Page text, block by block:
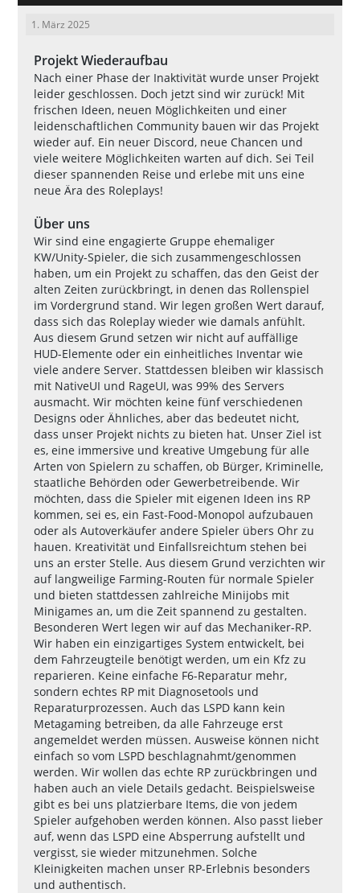
1. März 2025
Projekt Wiederaufbau
Nach einer Phase der Inaktivität wurde unser Projekt
leider geschlossen. Doch jetzt sind wir zurück! Mit
frischen Ideen, neuen Möglichkeiten und einer
leidenschaftlichen Community bauen wir das Projekt
wieder auf. Ein neuer Discord, neue Chancen und
viele weitere Möglichkeiten warten auf dich. Sei Teil
dieser spannenden Reise und erlebe mit uns eine
neue Ära des Roleplays!
Über uns
Wir sind eine engagierte Gruppe ehemaliger
KW/Unity-Spieler, die sich zusammengeschlossen
haben, um ein Projekt zu schaffen, das den Geist der
alten Zeiten zurückbringt, in denen das Rollenspiel
im Vordergrund stand. Wir legen großen Wert darauf,
dass sich das Roleplay wieder wie damals anfühlt.
Aus diesem Grund setzen wir nicht auf auffällige
HUD-Elemente oder ein einheitliches Inventar wie
viele andere Server. Stattdessen bleiben wir klassisch
mit NativeUI und RageUI, was 99% des Servers
ausmacht. Wir möchten keine fünf verschiedenen
Designs oder Ähnliches, aber das bedeutet nicht,
dass unser Projekt nichts zu bieten hat. Unser Ziel ist
es, eine immersive und kreative Umgebung für alle
Arten von Spielern zu schaffen, ob Bürger, Kriminelle,
staatliche Behörden oder Gewerbetreibende. Wir
möchten, dass die Spieler mit eigenen Ideen ins RP
kommen, sei es, ein Fast-Food-Monopol aufzubauen
oder als Autoverkäufer andere Spieler übers Ohr zu
hauen. Kreativität und Einfallsreichtum stehen bei
uns an erster Stelle. Aus diesem Grund verzichten wir
auf langweilige Farming-Routen für normale Spieler
und bieten stattdessen zahlreiche Minijobs mit
Minigames an, um die Zeit spannend zu gestalten.
Besonderen Wert legen wir auf das Mechaniker-RP.
Wir haben ein einzigartiges System entwickelt, bei
dem Fahrzeugteile benötigt werden, um ein Kfz zu
reparieren. Keine einfache F6-Reparatur mehr,
sondern echtes RP mit Diagnosetools und
Reparaturprozessen. Auch das LSPD kann kein
Metagaming betreiben, da alle Fahrzeuge erst
angemeldet werden müssen. Ausweise können nicht
einfach so vom LSPD beschlagnahmt/genommen
werden. Wir wollen das echte RP zurückbringen und
haben auch an viele Details gedacht. Beispielsweise
gibt es bei uns platzierbare Items, die von jedem
Spieler aufgehoben werden können. Also passt lieber
auf, wenn das LSPD eine Absperrung aufstellt und
vergisst, sie wieder mitzunehmen. Solche
Kleinigkeiten machen unser RP-Erlebnis besonders
und authentisch.